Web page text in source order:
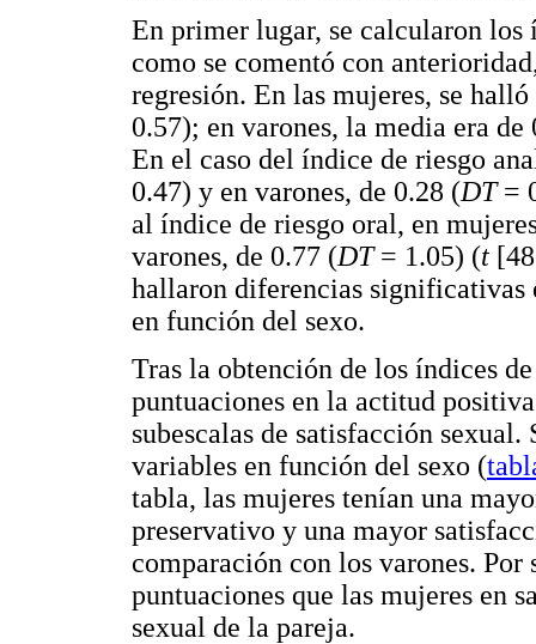
En primer lugar, se calcularon
como se comentó con
regresión. En las mujeres, se
0.57); en varones, la media era de
En el caso del índice de riesgo
0.47) y en varones, de 0.28 (DT=
al índice de riesgo oral, en
varones, de 0.77 (DT= 1.05) (t
hallaron diferencias significativas
en función del sexo.
Tras la obtención de los índices
puntuaciones en la actitud
subescalas de satisfacción
variables en función del sexo (
tabla, las mujeres tenían una
preservativo y una mayor
comparación con los varones.
puntuaciones que las mujeres en
sexual de la pareja.